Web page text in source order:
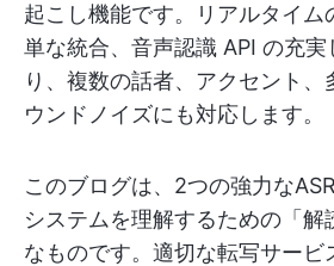
起こし機能です。リアルタイム
単な統合、音声認識 API の充実
り、複数の話者、アクセント、
ウンドノイズにも対応します。
このブログは、2つの強力な
システムを理解するための「解
なものです。適切な転写サービ